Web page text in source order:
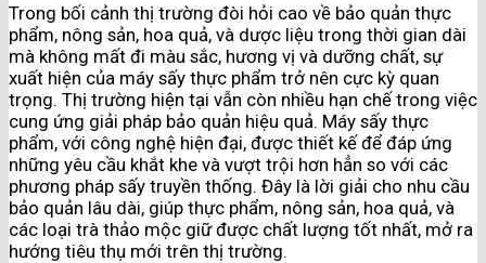
Trong bối cảnh thị trường đòi hỏi cao về bảo quản thực
phẩm, nông sản, hoa quả, và dược liệu trong thời gian dài
mà không mất đi màu sắc, hương vị và dưỡng chất, sự
xuất hiện của máy sấy thực phẩm trở nên cực kỳ quan
trọng. Thị trường hiện tại vẫn còn nhiều hạn chế trong việc
cung ứng giải pháp bảo quản hiệu quả. Máy sấy thực
phẩm, với công nghệ hiện đại, được thiết kế để đáp ứng
những yêu cầu khắt khe và vượt trội hơn hẳn so với các
phương pháp sấy truyền thống. Đây là lời giải cho nhu cầu
bảo quản lâu dài, giúp thực phẩm, nông sản, hoa quả, và
các loại trà thảo mộc giữ được chất lượng tốt nhất, mở ra
hướng tiêu thụ mới trên thị trường.